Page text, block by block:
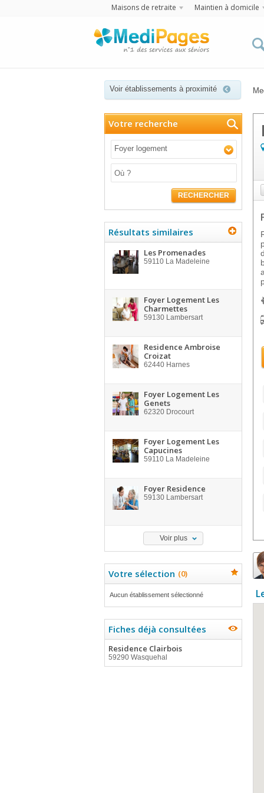
Maisons de retraite Maintien à domicile
Voir établissements à proximité
Votre recherche
Foyer logement
RECHERCHER
Résultats similaires
Les Promenades
59110 La Madeleine
Foyer Logement Les
Charmettes
59130 Lambersart
Residence Ambroise
Croizat
62440 Harnes
Foyer Logement Les
Genets
62320 Drocourt
Foyer Logement Les
Capucines
59110 La Madeleine
Foyer Residence
59130 Lambersart
Voir plus
Votre sélection (0)
Aucun établissement sélectionné
Fiches déjà consultées
Residence Clairbois
59290 Wasquehal